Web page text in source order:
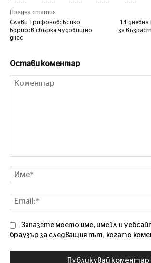
Предна статия
Слави Трифонов: Бойко
Борисов сбърка чудовищно
днес
14-дневна
за
Остави коментар
Запазете моето име, имейл и
браузър за следващия път, когато